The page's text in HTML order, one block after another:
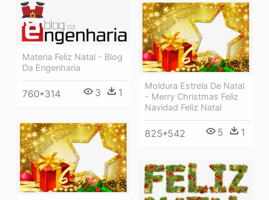
Materia Feliz Natal - Blog
Da Engenharia
760*314 3 1
Moldura Estrela De Natal
- Merry Christmas Feliz
Navidad Feliz Natal
825*542 5 1